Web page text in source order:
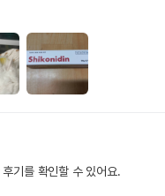
기를 확인할 수 있어요.